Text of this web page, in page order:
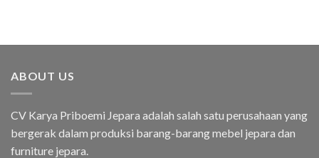
ABOUT US
CV Karya Priboemi Jepara adalah salah satu perusahaan yang
bergerak dalam produksi barang-barang mebel jepara dan
furniture jepara.